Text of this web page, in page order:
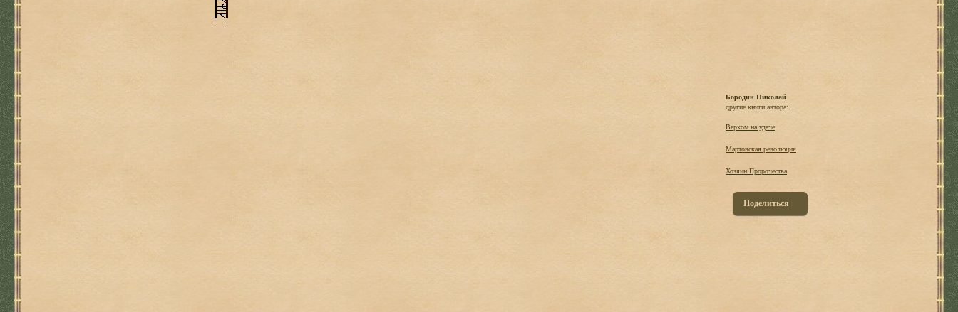
Бородин Николай
другие книги автора:
Верхом на удаче
Мартовская революция
Хозяин Пророчества
Поделиться